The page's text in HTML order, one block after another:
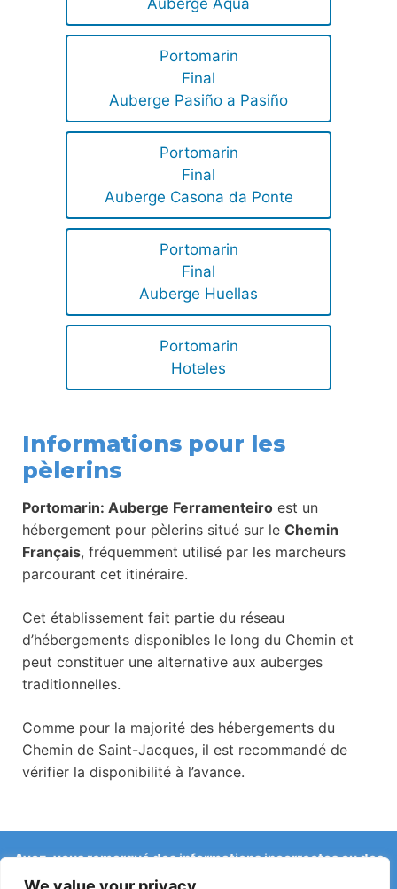
Auberge Aqua
Portomarin
Final
Auberge Pasiño a Pasiño
Portomarin
Final
Auberge Casona da Ponte
Portomarin
Final
Auberge Huellas
Portomarin
Hoteles
Informations pour les
pèlerins
Portomarin: Auberge Ferramenteiro est un
hébergement pour pèlerins situé sur le Chemin
Français, fréquemment utilisé par les marcheurs
parcourant cet itinéraire.
Cet établissement fait partie du réseau
d’hébergements disponibles le long du Chemin et
peut constituer une alternative aux auberges
traditionnelles.
Comme pour la majorité des hébergements du
Chemin de Saint-Jacques, il est recommandé de
vérifier la disponibilité à l’avance.
Avez-vous remarqué des informations incorrectes ou des
changements récents sur le Camino ?